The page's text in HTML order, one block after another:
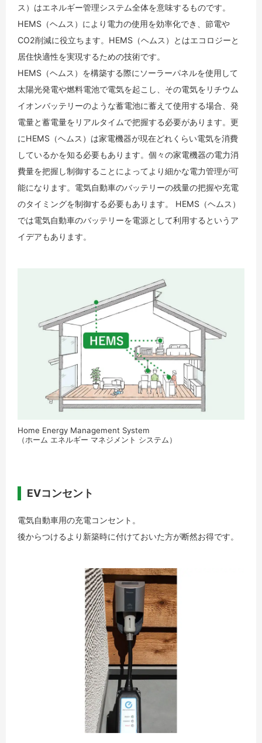
ス）はエネルギー管理システム全体を意味するものです。
HEMS（ヘムス）により電力の使用を効率化でき、節電や
CO2削減に役立ちます。HEMS（ヘムス）とはエコロジーと
居住快適性を実現するための技術です。
HEMS（ヘムス）を構築する際にソーラーパネルを使用して
太陽光発電や燃料電池で電気を起こし、その電気をリチウム
イオンバッテリーのような蓄電池に蓄えて使用する場合、発
電量と蓄電量をリアルタイムで把握する必要があります。更
にHEMS（ヘムス）は家電機器が現在どれくらい電気を消費
しているかを知る必要もあります。個々の家電機器の電力消
費量を把握し制御することによってより細かな電力管理が可
能になります。電気自動車のバッテリーの残量の把握や充電
のタイミングを制御する必要もあります。 HEMS（ヘムス）
では電気自動車のバッテリーを電源として利用するというア
イデアもあります。
Home Energy Management System
（ホーム エネルギー マネジメント システム）
EVコンセント
電気自動車用の充電コンセント。
後からつけるより新築時に付けておいた方が断然お得です。